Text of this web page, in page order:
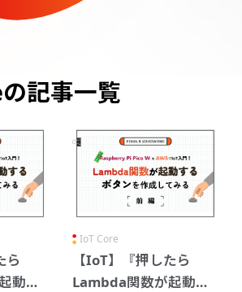
記事一覧
ら
動す
IoT Core
【IoT】『押したら
Lambda関数が起動す